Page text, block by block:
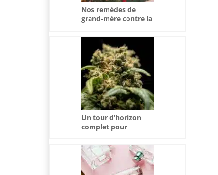
Nos remèdes de
grand-mère contre la
Un tour d’horizon
complet pour
cannabis